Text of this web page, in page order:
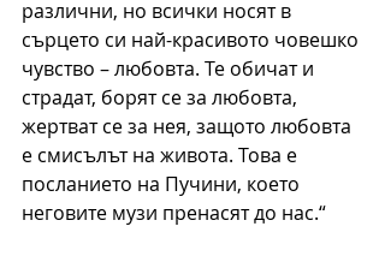
различни, но всички носят в
сърцето си най-красивото човешко
чувство – любовта. Те обичат и
страдат, борят се за любовта,
жертват се за нея, защото любовта
е смисълът на живота. Това е
посланието на Пучини, което
неговите музи пренасят до нас.“